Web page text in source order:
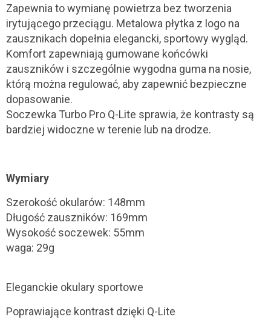
Zapewnia to wymianę powietrza bez tworzenia
irytującego przeciągu. Metalowa płytka z logo na
zausznikach dopełnia elegancki, sportowy wygląd.
Komfort zapewniają gumowane końcówki
zauszników i szczególnie wygodna guma na nosie,
którą można regulować, aby zapewnić bezpieczne
dopasowanie.
Soczewka Turbo Pro Q-Lite sprawia, że ​​kontrasty są
bardziej widoczne w terenie lub na drodze.
Wymiary
Szerokość okularów: 148mm
Długość zauszników: 169mm
Wysokość soczewek: 55mm
waga: 29g
Eleganckie okulary sportowe
Poprawiające kontrast dzięki Q-Lite